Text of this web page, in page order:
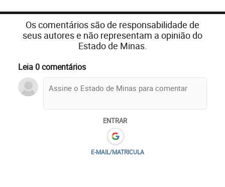
Os comentários são de responsabilidade de
seus autores e não representam a opinião do
Estado de Minas.
Leia 0 comentários
ENTRAR
E-MAIL/MATRICULA